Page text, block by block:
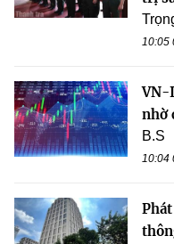
10:05
VN-
nhờ
B.S
10:04